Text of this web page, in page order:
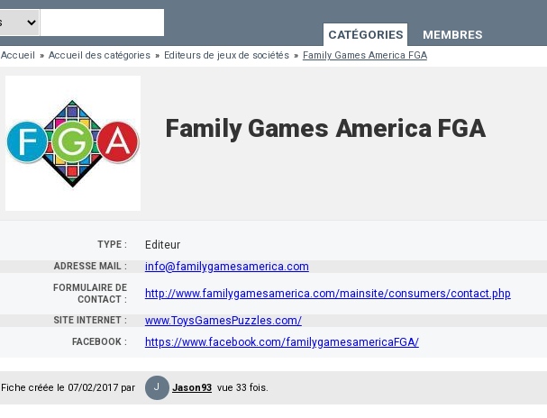
CATÉGORIES MEMBRES
Accueil » Accueil des catégories » Editeurs de jeux de sociétés » Family Games America FGA
Family Games America FGA
TYPE : Editeur
ADRESSE MAIL : info@familygamesamerica.com
FORMULAIRE DE
CONTACT :
http://www.familygamesamerica.com/mainsite/consumers/contact.php
SITE INTERNET : www.ToysGamesPuzzles.com/
FACEBOOK : https://www.facebook.com/familygamesamericaFGA/
Fiche créée le 07/02/2017 par J Jason93 vue 33 fois.